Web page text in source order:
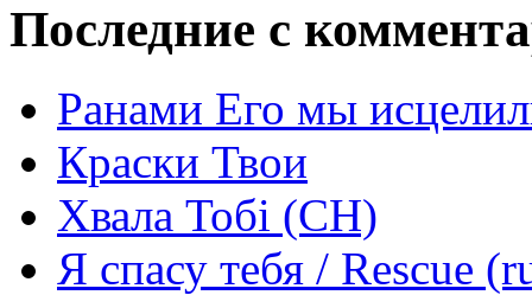
Последние с
Ранами Его мы
Краски Твои
Хвала Тобі (СН)
Я спасу тебя / Rescue